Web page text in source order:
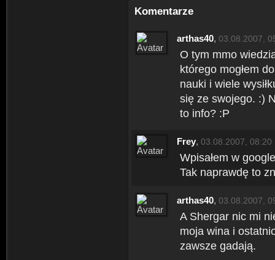
Komentarze
arthas40, 03.08.2007,
O tym mmo
którego mogłem
nauki i wiele
się ze swojego. :)
to info? :P
Frey, 03.08.2007, 08:20
Wpisałem w
Tak naprawdę to
arthas40, 03.08.2007,
A Shergar nic mi
moja wina i
zawsze gadają.